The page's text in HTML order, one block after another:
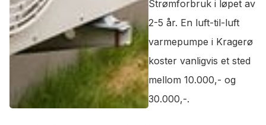
Strømforbruk i løpet av
2-5 år. En luft-til-luft
varmepumpe i Kragerø
koster vanligvis et sted
mellom 10.000,- og
30.000,-.